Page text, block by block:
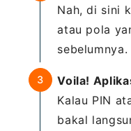
Nah, di sini
atau pola
Voila!
Kalau PIN
bakal